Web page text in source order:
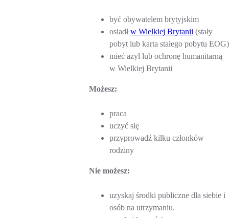
być obywatelem brytyjskim
osiadłw Wielkiej Brytanii (stały
pobyt lub karta stałego pobytu EOG)
mieć azyl lub ochronę humanitarną
w Wielkiej Brytanii
Możesz:
praca
uczyć się
przyprowadź kilku członków
rodziny
Nie możesz:
uzyskaj środki publiczne dla siebie i
osób na utrzymaniu.